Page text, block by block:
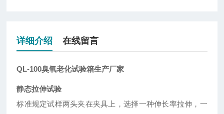
详细介绍 在线留言
QL-100臭氧老化试验箱生产厂家
静态拉伸试验
标准规定试样两头夹在夹具上，选择一种伸长率拉伸，一